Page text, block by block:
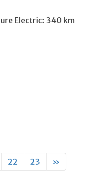
Electric: 340 km
22 23 »